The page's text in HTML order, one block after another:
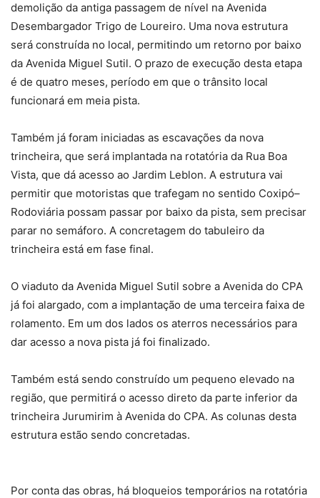
demolição da antiga passagem de nível na Avenida
Desembargador Trigo de Loureiro. Uma nova estrutura
será construída no local, permitindo um retorno por baixo
da Avenida Miguel Sutil. O prazo de execução desta etapa
é de quatro meses, período em que o trânsito local
funcionará em meia pista.
Também já foram iniciadas as escavações da nova
trincheira, que será implantada na rotatória da Rua Boa
Vista, que dá acesso ao Jardim Leblon. A estrutura vai
permitir que motoristas que trafegam no sentido Coxipó–
Rodoviária possam passar por baixo da pista, sem precisar
parar no semáforo. A concretagem do tabuleiro da
trincheira está em fase final.
O viaduto da Avenida Miguel Sutil sobre a Avenida do CPA
já foi alargado, com a implantação de uma terceira faixa de
rolamento. Em um dos lados os aterros necessários para
dar acesso a nova pista já foi finalizado.
Também está sendo construído um pequeno elevado na
região, que permitirá o acesso direto da parte inferior da
trincheira Jurumirim à Avenida do CPA. As colunas desta
estrutura estão sendo concretadas.
Por conta das obras, há bloqueios temporários na rotatória